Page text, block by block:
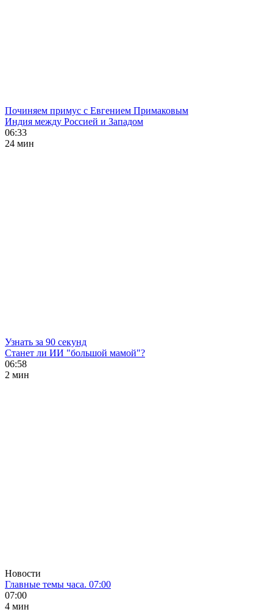
Починяем примус с Евгением Примаковым
Индия между Россией и Западом
06:33
24 мин
Узнать за 90 секунд
Станет ли ИИ "большой мамой"?
06:58
2 мин
Новости
Главные темы часа. 07:00
07:00
4 мин